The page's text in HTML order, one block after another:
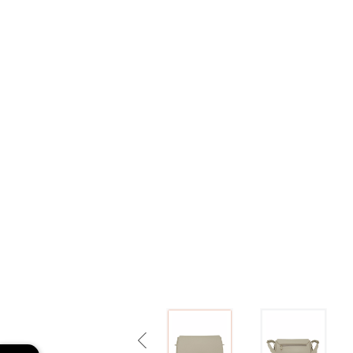
Previous